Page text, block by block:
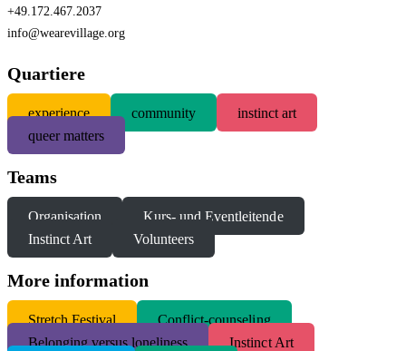
+49.172.467.2037
info@wearevillage.org
Quartiere
experience community
instinct art
queer matters
Teams
Organisation
Kurs- und Eventleitende
Instinct Art
Volunteers
More information
Stretch Festival
Conflict-counseling
Belonging versus loneliness
Instinct Art